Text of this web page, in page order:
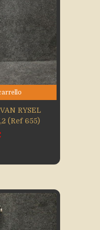
RYSEL
(Ref 655)